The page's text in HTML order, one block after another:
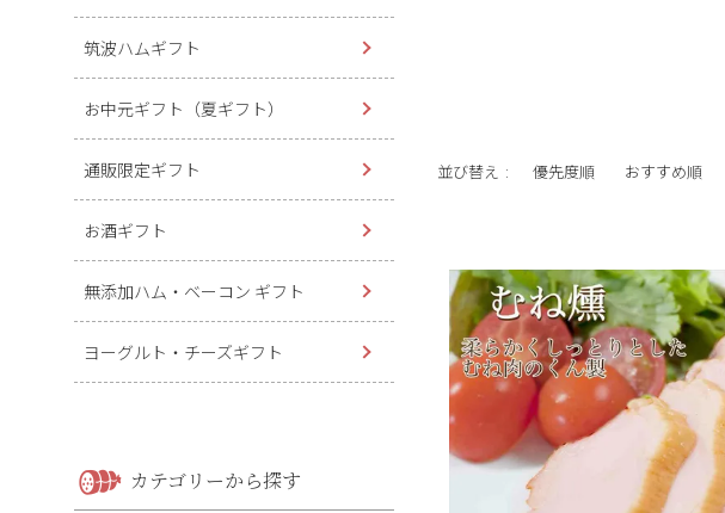
筑波ハムギフト
お中元ギフト（夏ギフト）
通販限定ギフト
お酒ギフト
無添加ハム・ベーコン ギフト
ヨーグルト・チーズギフト
カテゴリーから探す
キーワード
価格
円〜
表示順
価格安い順 価格高い順
在庫
在庫なし商品を非表示
並び替え 優先度順 おすすめ順